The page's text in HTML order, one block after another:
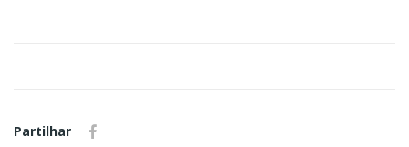
Partilhar